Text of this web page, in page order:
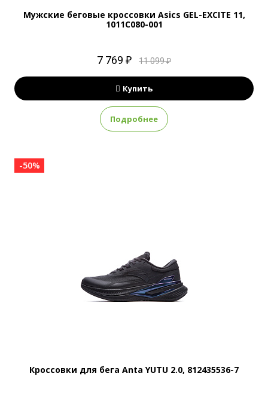
Мужские беговые кроссовки Asics GEL-EXCITE 11,
1011C080-001
7 769 ₽ 11 099 ₽
Купить
Подробнее
-50%
Кроссовки для бега Anta YUTU 2.0, 812435536-7